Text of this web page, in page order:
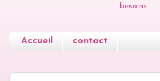
besoins.
Accueil contact